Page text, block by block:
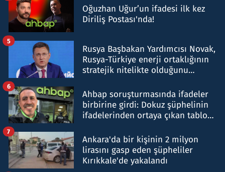
Oğuzhan Uğur’un ifadesi ilk kez
Diriliş Postası'nda!
Rusya Başbakan Yardımcısı Novak,
Rusya-Türkiye enerji ortaklığının
stratejik nitelikte olduğunu
5
Ahbap soruşturmasında ifadeler
birbirine girdi: Dokuz şüphelinin
ifadelerinden ortaya çıkan tablo
6
Ankara'da bir kişinin 2 milyon
lirasını gasp eden şüpheliler
Kırıkkale'de yakalandı
7